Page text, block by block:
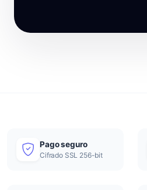
Pago seguro
Cifrado SSL 256-bit